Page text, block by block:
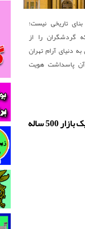
تاریخی نیست؛
گردشگران را از
دنیای آرام تهران
پاسداشت هویت
از مقاومت
500 ساله